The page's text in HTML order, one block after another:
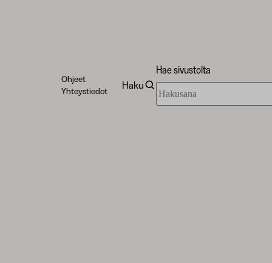
Ohjeet
Yhteystiedot
Haku
Hae sivustolta
sivustolta